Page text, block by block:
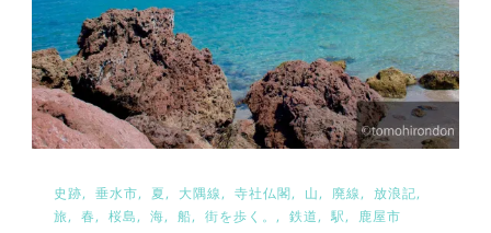
史跡 垂水市 夏 大隅線 寺社仏閣 山 廃線
放浪記
旅
春 桜島 海 船 街を歩く。 鉄道 駅 鹿屋市